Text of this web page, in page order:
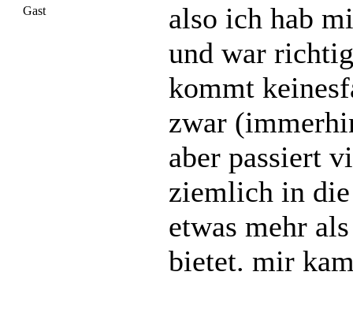
Gast
also ich hab
und war
kommt
zwar
aber passiert
ziemlich in
etwas mehr
bietet. mir